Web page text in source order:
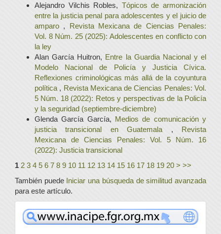
Alejandro Vilchis Robles, Tópicos de armonización
entre la justicia penal para adolescentes y el juicio de
amparo , Revista Mexicana de Ciencias Penales:
Vol. 8 Núm. 25 (2025): Adolescentes en conflicto con
la ley
Alan García Huitron, Entre la Guardia Nacional y el
Modelo Nacional de Policía y Justicia Cívica.
Reflexiones criminológicas más allá de la coyuntura
política , Revista Mexicana de Ciencias Penales: Vol.
5 Núm. 18 (2022): Retos y perspectivas de la Policía
y la seguridad (septiembre-diciembre)
Glenda García García, Medios de comunicación y
justicia transicional en Guatemala , Revista
Mexicana de Ciencias Penales: Vol. 5 Núm. 16
(2022): Justicia transicional
1 2 3 4 5 6 7 8 9 10 11 12 13 14 15 16 17 18 19 20 > >>
También puede Iniciar una búsqueda de similitud avanzada
para este artículo.
www